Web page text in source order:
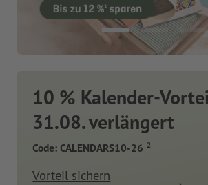
10 % Kalender-
31.08. verlängert
Code: CALENDARS10-26 2
Vorteil sichern